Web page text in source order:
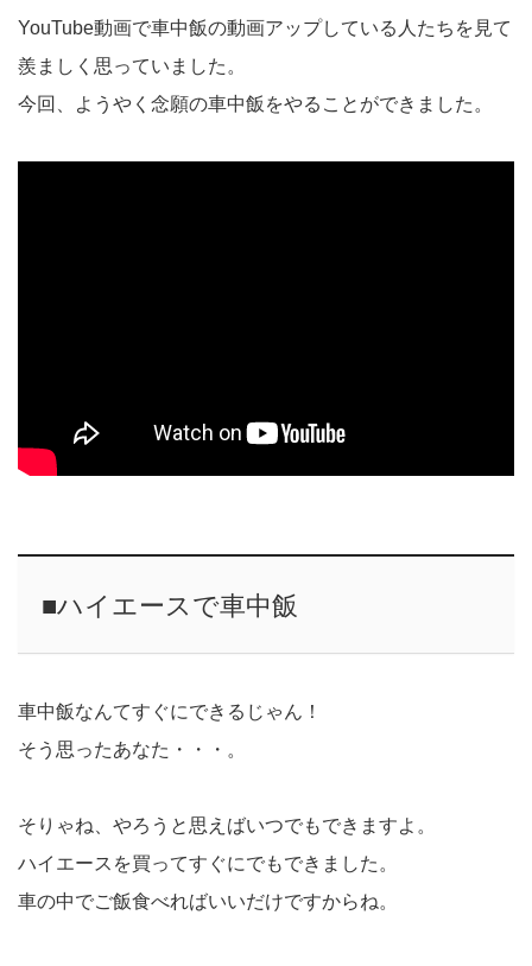
YouTube動画で車中飯の動画アップしている人たちを見て
羨ましく思っていました。
今回、ようやく念願の車中飯をやることができました。
■ハイエースで車中飯
車中飯なんてすぐにできるじゃん！
そう思ったあなた・・・。
そりゃね、やろうと思えばいつでもできますよ。
ハイエースを買ってすぐにでもできました。
車の中でご飯食べればいいだけですからね。